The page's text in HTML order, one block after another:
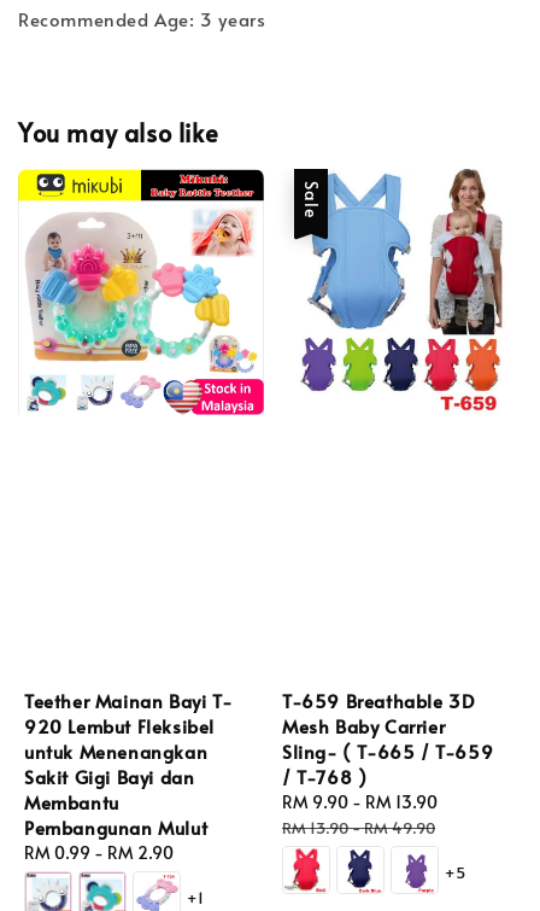
Recommended Age: 3 years
You may also like
Teether Mainan Bayi T-
920 Lembut Fleksibel
untuk Menenangkan
Sakit Gigi Bayi dan
Membantu
Pembangunan Mulut
Regular
price
RM 0.99 - RM 2.90
+1
Sale
T-659 Breathable 3D
Mesh Baby Carrier
Sling- ( T-665 / T-659
/ T-768 )
Sale
price
RM 9.90 - RM 13.90
RM 13.90-RM 49.90
+5